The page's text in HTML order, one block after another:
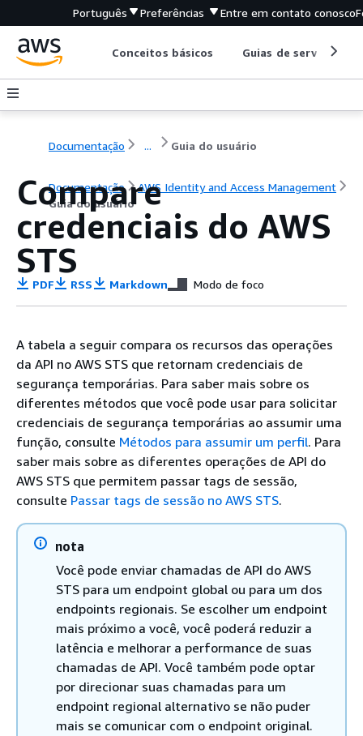
Português Preferências Entre em contato conosco
Conceitos básicos Guias de serviço
Documentação ... Guia do usuário
Documentação
AWS Identity and Access Management
Guia do usuário
Compare
credenciais do AWS
STS
PDF RSS Markdown Modo de foco
A tabela a seguir compara os recursos das operações
da API no AWS STS que retornam credenciais de
segurança temporárias. Para saber mais sobre os
diferentes métodos que você pode usar para solicitar
credenciais de segurança temporárias ao assumir uma
função, consulte Métodos para assumir um perfil. Para
saber mais sobre as diferentes operações de API do
AWS STS que permitem passar tags de sessão,
consulte Passar tags de sessão no AWS STS.
nota
Você pode enviar chamadas de API do AWS
STS para um endpoint global ou para um dos
endpoints regionais. Se escolher um endpoint
mais próximo a você, você poderá reduzir a
latência e melhorar a performance de suas
chamadas de API. Você também pode optar
por direcionar suas chamadas para um
endpoint regional alternativo se não puder
mais se comunicar com o endpoint original.